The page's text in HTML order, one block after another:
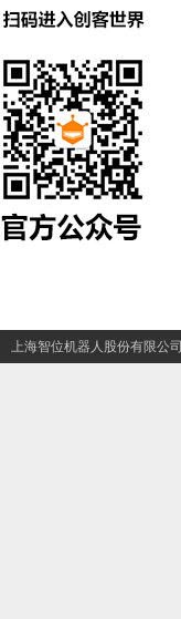
上海智位机器人股份有限公司